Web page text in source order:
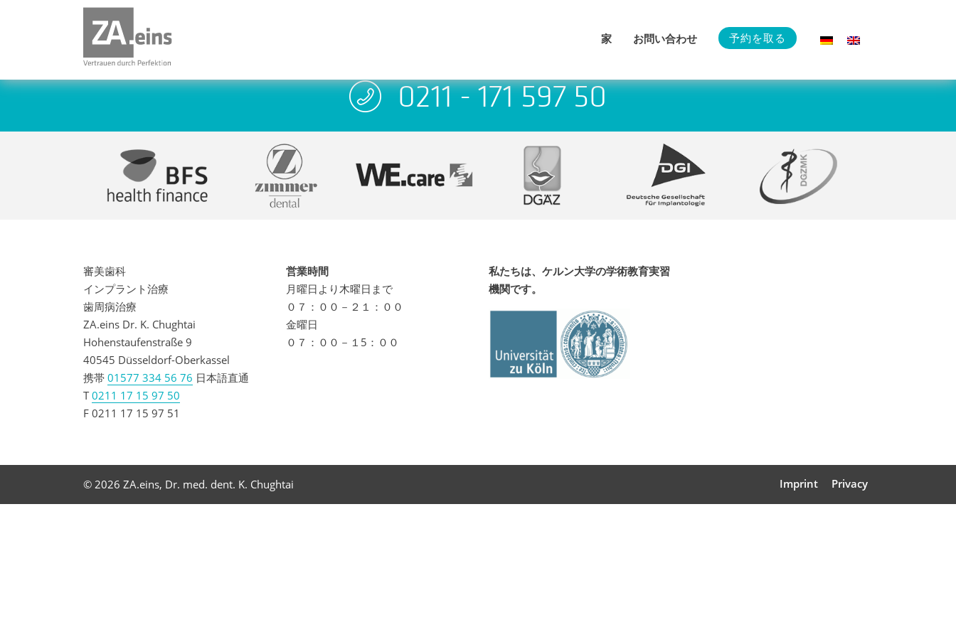
家 お問い合わせ 予約を取る
0211 - 171 597 50
審美歯科
インプラント治療
歯周病治療
ZA.eins Dr. K. Chughtai
Hohenstaufenstraße 9
40545 Düsseldorf-Oberkassel
携帯 01577 334 56 76 日本語直通
T0211 17 15 97 50
F 0211 17 15 97 51
営業時間
月曜日より木曜日まで
０７：００－２１：００
金曜日
０７：００－１5：００
私たちは、ケルン大学の学術教育実習
機関です。
© 2026 ZA.eins, Dr. med. dent. K. Chughtai Imprint Privacy